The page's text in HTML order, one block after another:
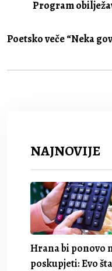
Program
Poetsko veče “Neka
NAJNOVIJE
Hrana bi ponovo
poskupjeti: Evo